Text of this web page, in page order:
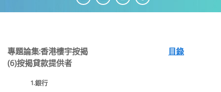
專題論集:香港樓宇按揭
目錄
(6)按揭貸款提供者
1.銀行